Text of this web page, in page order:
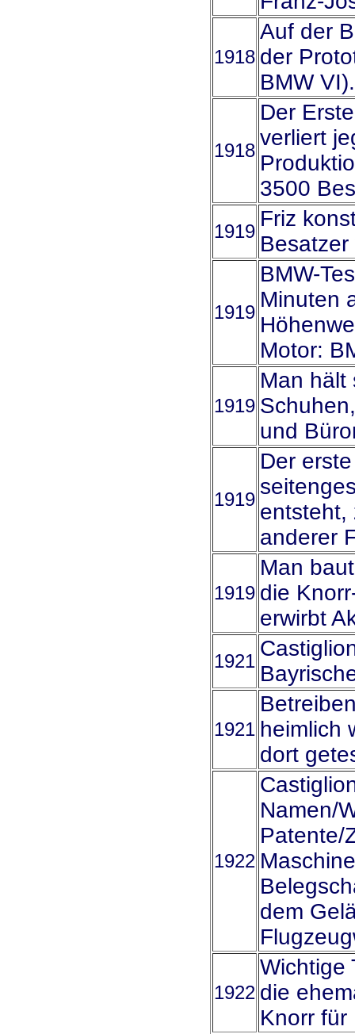
1918
Auf der
der
BMW VI).
1918
Der
verliert
3500
1919
Friz
1919
BMW-
Minuten
Motor:
1919
Man hält
und
1919
Der
entsteht,
anderer
1919
Man
die
erwirbt
1921
1921 heimlich
dort
1922
Namen/
Patente/
dem
1922
Wichtige
die
Knorr für